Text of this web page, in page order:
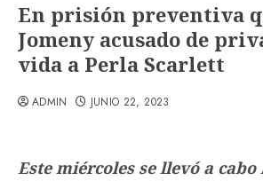
En prisión preventiva
Jomeny acusado de
vida a Perla Scarlett
ADMIN JUNIO 22, 2023
Este miércoles se llevó a